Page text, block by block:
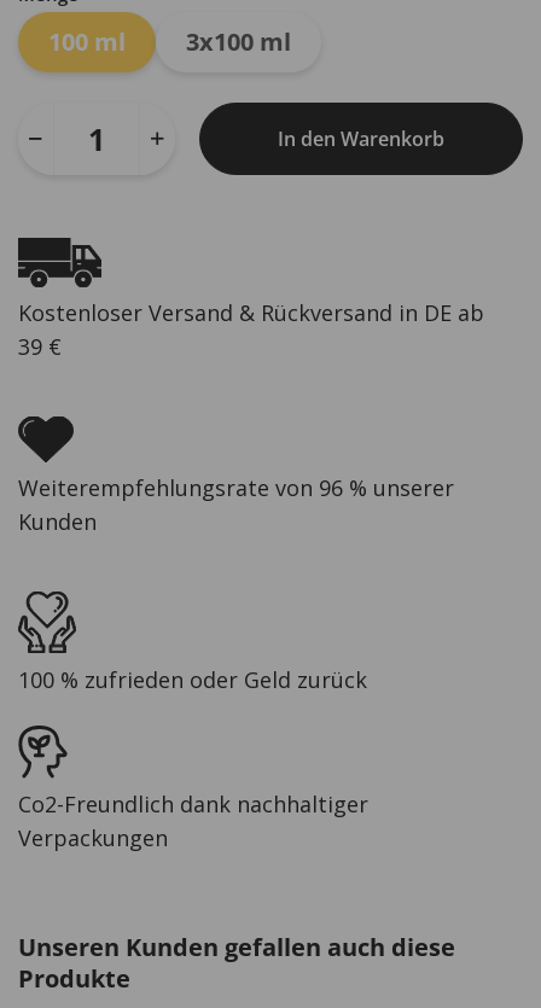
100 ml 3x100 ml
In den Warenkorb
Kostenloser Versand & Rückversand in DE ab
39 €
Weiterempfehlungsrate von 96 % unserer
Kunden
100 % zufrieden oder Geld zurück
Co2-Freundlich dank nachhaltiger
Verpackungen
Unseren Kunden gefallen auch diese
Produkte